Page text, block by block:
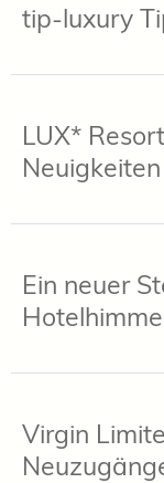
tip-luxury
LUX*
Neuigkeiten
Ein neuer
Virgin